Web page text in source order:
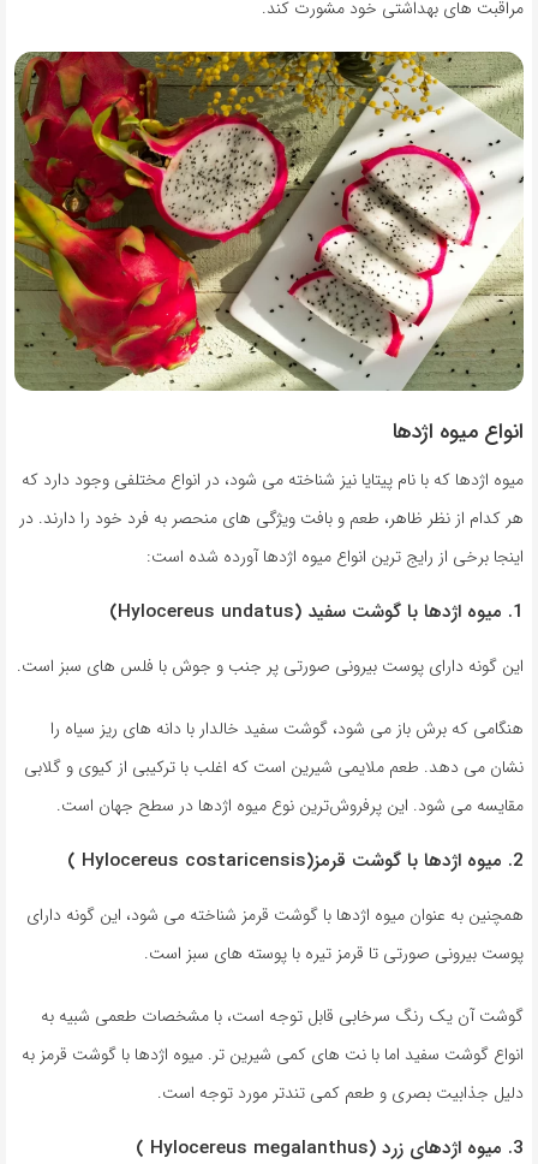
مراقبت های بهداشتی خود مشورت کند.
انواع میوه اژدها
میوه اژدها که با نام پیتایا نیز شناخته می شود، در انواع مختلفی وجود دارد که
هر کدام از نظر ظاهر، طعم و بافت ویژگی های منحصر به فرد خود را دارند. در
اینجا برخی از رایج ترین انواع میوه اژدها آورده شده است:
1. میوه اژدها با گوشت سفید (Hylocereus undatus)
این گونه دارای پوست بیرونی صورتی پر جنب و جوش با فلس های سبز است.
هنگامی که برش باز می شود، گوشت سفید خالدار با دانه های ریز سیاه را
نشان می دهد. طعم ملایمی شیرین است که اغلب با ترکیبی از کیوی و گلابی
مقایسه می شود. این پرفروش‌ترین نوع میوه اژدها در سطح جهان است.
2. میوه اژدها با گوشت قرمز(Hylocereus costaricensis )
همچنین به عنوان میوه اژدها با گوشت قرمز شناخته می شود، این گونه دارای
پوست بیرونی صورتی تا قرمز تیره با پوسته های سبز است.
گوشت آن یک رنگ سرخابی قابل توجه است، با مشخصات طعمی شبیه به
انواع گوشت سفید اما با نت های کمی شیرین تر. میوه اژدها با گوشت قرمز به
دلیل جذابیت بصری و طعم کمی تندتر مورد توجه است.
3. میوه اژدهای زرد (Hylocereus megalanthus )